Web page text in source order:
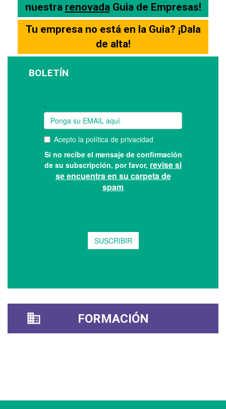
nuestra renovadaGuia de Empresas!
Tu empresa no está en la Guia? ¡Dala
de alta!
BOLETÍN
FORMACIÓN